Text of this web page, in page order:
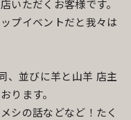
いただくお客様です。
プイベントだと我々は
、並びに羊と山羊 店主
ります。
シの話などなど！たく